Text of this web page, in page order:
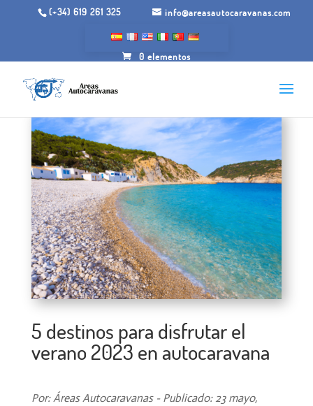
(+34) 619 261 325 info@areasautocaravanas.com
0 elementos
5 destinos para disfrutar el
verano 2023 en autocaravana
Por: Áreas Autocaravanas - Publicado: 23 mayo,